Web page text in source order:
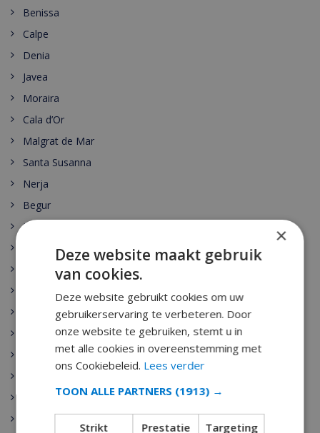
Benissa
Calpe
Denia
Javea
Moraira
Cala d’Or
Malgrat de Mar
Santa Susanna
Nerja
Begur
Escala
Palamos
Playa de Aro
Sant Antoni de Calonge
Tamariu
Pineda de Mar
×
Deze website maakt gebruik
van cookies.
Deze website gebruikt cookies om uw
gebruikerservaring te verbeteren. Door
onze website te gebruiken, stemt u in
met alle cookies in overeenstemming met
ons Cookiebeleid. Lees verder
TOON ALLE PARTNERS (1913) →
Strikt
Prestatie Targeting